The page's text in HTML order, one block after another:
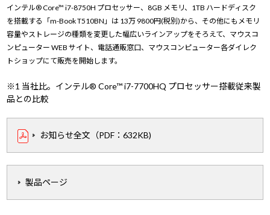
インテル® Core™ i7-8750H プロセッサー、8GB メモリ、1TB ハードディスク
を搭載する「m-Book T510BN」は 13万 9800円(税別)から、その他にもメモリ
容量やストレージの種類を変更した幅広いラインアップをそろえて、マウスコ
ンピューター WEB サイト、電話通販窓口、マウスコンピューター各ダイレク
トショップにて販売を開始します。
※1 当社比。インテル® Core™ i7-7700HQ プロセッサー搭載従来製
品との比較
お知らせ全文（PDF：632KB)
製品ページ